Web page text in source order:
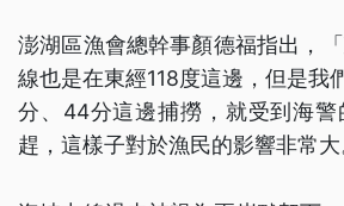
澎湖區漁會總幹事顏德福指出，
線也是在東經118度這邊，但是我
分、44分這邊捕撈，就受到海
趕，這樣子對於漁民的影響非常大